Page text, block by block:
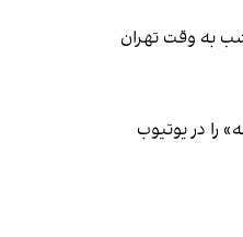
را در یوتیوب